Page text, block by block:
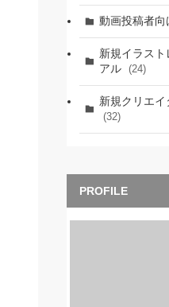
動画投稿者向
新規イラスト
アル (24)
新規クリエ
(32)